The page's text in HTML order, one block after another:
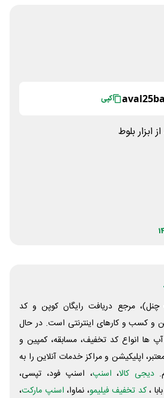
کپی
ابزار بلوط
مرجع دریافت رایگان کوپن و کد
و کسب و‌ کارهای اینترنتی است. در حال
ها انواع کد تخفیف، مسابقه، کمپین و
اپلیکیشن و مراکز خدمات آنلاین را به
دیجی کالا، اسنپ، اسنپ فود، تپسی،
،کد تخفیف فیلیمو، نماوا، اسنپ مارکت،